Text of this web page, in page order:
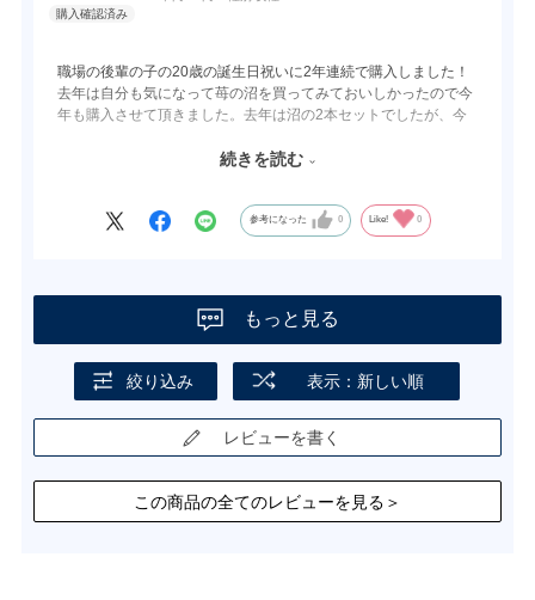
職場の後輩の子の20歳の誕生日祝いに2年連続で購入しました！
去年は自分も気になって苺の沼を買ってみておいしかったので今
年も購入させて頂きました。去年は沼の2本セットでしたが、今
2人とも喜んでくれました。沼のセットの組み合わせも選べると
続きを読む
参考になった 0 Like! 0
もっと見る
絞り込み 表示：新しい順
レビューを書く
この商品の全てのレビューを見る＞